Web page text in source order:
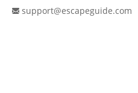
support@escapeguide.com